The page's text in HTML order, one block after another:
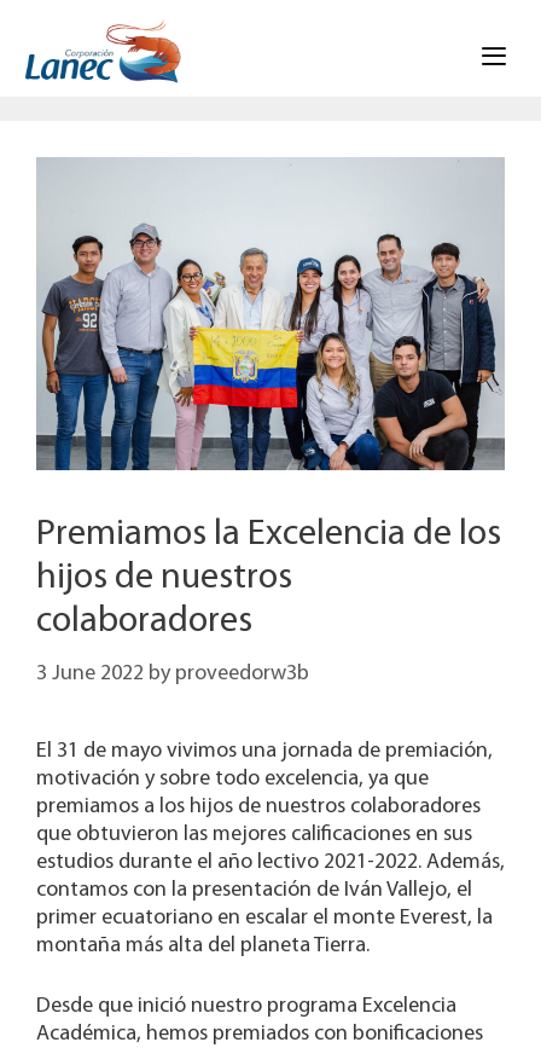
content
Premiamos la Excelencia de los
hijos de nuestros
colaboradores
3 June 2022 by proveedorw3b
El 31 de mayo vivimos una jornada de premiación,
motivación y sobre todo excelencia, ya que
premiamos a los hijos de nuestros colaboradores
que obtuvieron las mejores calificaciones en sus
estudios durante el año lectivo 2021-2022. Además,
contamos con la presentación de Iván Vallejo, el
primer ecuatoriano en escalar el monte Everest, la
montaña más alta del planeta Tierra.
Desde que inició nuestro programa Excelencia
Académica, hemos premiados con bonificaciones